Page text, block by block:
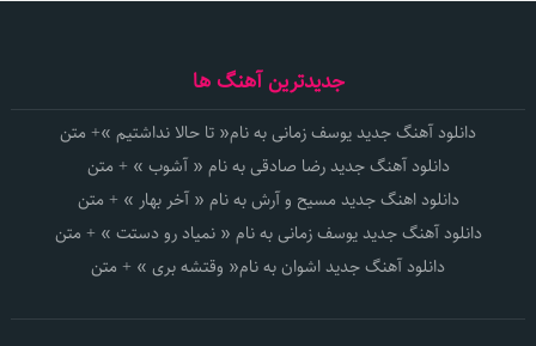
جدیدترین آهنگ ها
دانلود آهنگ جدید یوسف زمانی به نام« تا حالا نداشتیم »+ متن
دانلود آهنگ جدید رضا صادقی به نام « آشوب » + متن
دانلود اهنگ جدید مسیح و آرش به نام « آخر بهار » + متن
دانلود آهنگ جدید یوسف زمانی به نام « نمیاد رو دستت » + متن
دانلود آهنگ جدید اشوان به نام« وقتشه بری » + متن